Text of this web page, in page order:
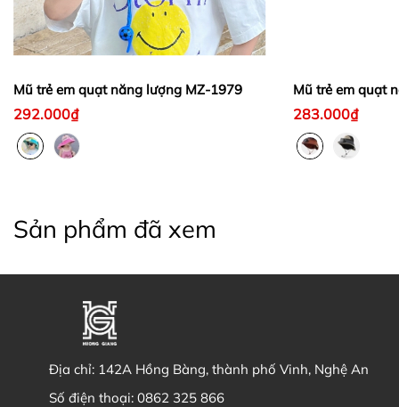
Mũ trẻ em quạt năng lượng MZ-1979
292.000₫
Mũ trẻ em quạt
283.000₫
Sản phẩm đã xem
Địa chỉ: 142A Hồng Bàng, thành phố Vinh, Nghệ An
Số điện thoại: 0862 325 866